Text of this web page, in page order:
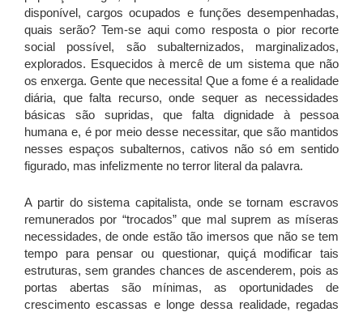
disponível, cargos ocupados e funções desempenhadas,
quais serão? Tem-se aqui como resposta o pior recorte
social possível, são subalternizados, marginalizados,
explorados. Esquecidos à mercê de um sistema que não
os enxerga. Gente que necessita! Que a fome é a realidade
diária, que falta recurso, onde sequer as necessidades
básicas são supridas, que falta dignidade à pessoa
humana e, é por meio desse necessitar, que são mantidos
nesses espaços subalternos, cativos não só em sentido
figurado, mas infelizmente no terror literal da palavra.
A partir do sistema capitalista, onde se tornam escravos
remunerados por “trocados” que mal suprem as míseras
necessidades, de onde estão tão imersos que não se tem
tempo para pensar ou questionar, quiçá modificar tais
estruturas, sem grandes chances de ascenderem, pois as
portas abertas são mínimas, as oportunidades de
crescimento escassas e longe dessa realidade, regadas